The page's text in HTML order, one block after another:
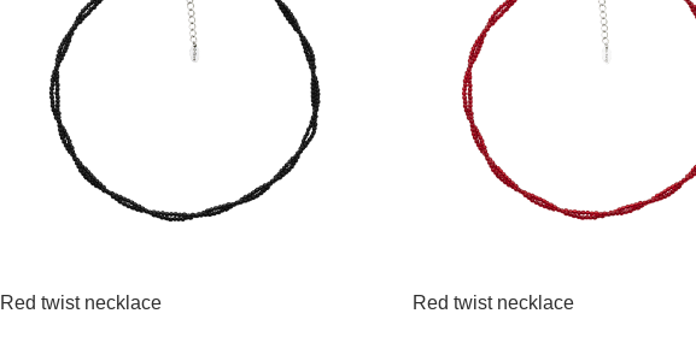
Red twist necklace Red twist necklace